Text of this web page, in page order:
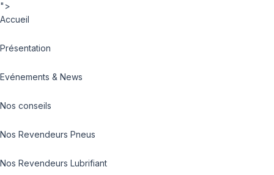
">
Accueil
Présentation
Evénements & News
Nos conseils
Nos Revendeurs Pneus
Nos Revendeurs Lubrifiant